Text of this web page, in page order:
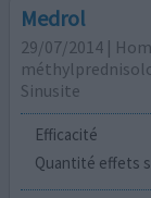
Medrol
29/07/2014 |
Sinusite
Efficacité
Quantité effets